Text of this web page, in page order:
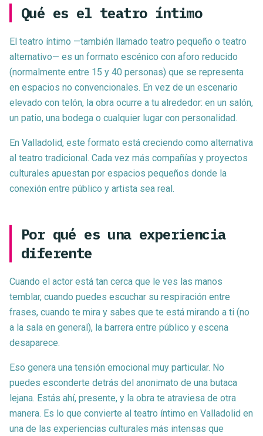
Qué es el teatro íntimo
El teatro íntimo —también llamado teatro pequeño o teatro
alternativo— es un formato escénico con aforo reducido
(normalmente entre 15 y 40 personas) que se representa
en espacios no convencionales. En vez de un escenario
elevado con telón, la obra ocurre a tu alrededor: en un salón,
un patio, una bodega o cualquier lugar con personalidad.
En Valladolid, este formato está creciendo como alternativa
al teatro tradicional. Cada vez más compañías y proyectos
culturales apuestan por espacios pequeños donde la
conexión entre público y artista sea real.
Por qué es una experiencia
diferente
Cuando el actor está tan cerca que le ves las manos
temblar, cuando puedes escuchar su respiración entre
frases, cuando te mira y sabes que te está mirando a ti (no
a la sala en general), la barrera entre público y escena
desaparece.
Eso genera una tensión emocional muy particular. No
puedes esconderte detrás del anonimato de una butaca
lejana. Estás ahí, presente, y la obra te atraviesa de otra
manera. Es lo que convierte al teatro íntimo en Valladolid en
una de las experiencias culturales más intensas que